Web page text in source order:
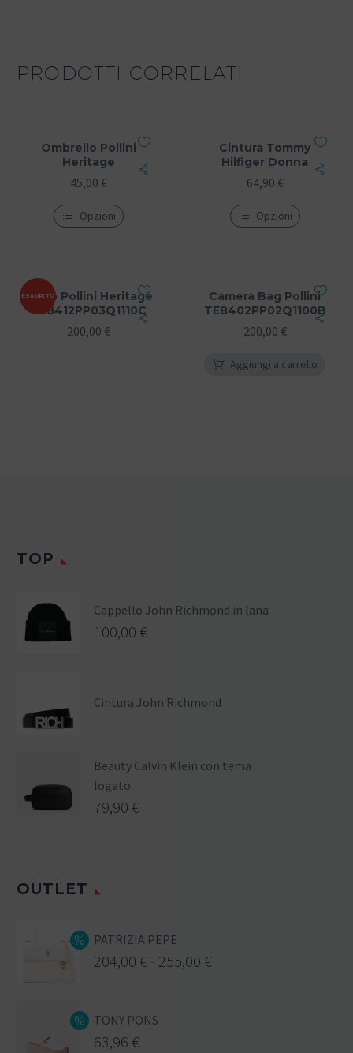
PRODOTTI CORRELATI
Ombrello Pollini
Heritage
45,00 €
Opzioni
Cintura Tommy
Hilfiger Donna
64,90 €
Opzioni
ESAURITO
Zaino Pollini Heritage
TE8412PP03Q1110C
200,00 €
Camera Bag Pollini
TE8402PP02Q1100B
200,00 €
Aggiungi a carrello
TOP
Cappello John Richmond in lana
100,00 €
Cintura John Richmond
Beauty Calvin Klein con tema
logato
79,90 €
OUTLET
PATRIZIA PEPE
204,00 € 255,00 €
TONY PONS
63,96 €